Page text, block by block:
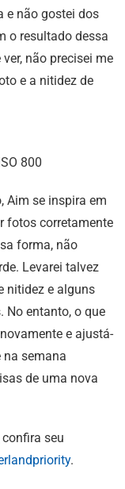
e não gostei dos
o resultado dessa
não precisei me
e a nitidez de
800
Aim se inspira em
fotos corretamente
forma, não
Levarei talvez
nitidez e alguns
No entanto, o que
e ajustá-
na semana
de uma nova
seu
.